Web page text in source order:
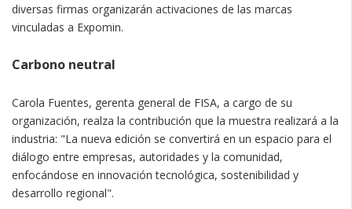
diversas firmas organizarán activaciones de las marcas
vinculadas a Expomin.
Carbono neutral
Carola Fuentes, gerenta general de FISA, a cargo de su
organización, realza la contribución que la muestra realizará a la
industria: "La nueva edición se convertirá en un espacio para el
diálogo entre empresas, autoridades y la comunidad,
enfocándose en innovación tecnológica, sostenibilidad y
desarrollo regional".